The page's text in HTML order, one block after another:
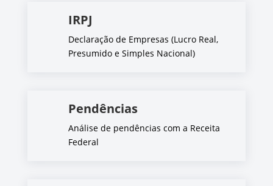
IRPJ
Declaração de Empresas (Lucro Real,
Presumido e Simples Nacional)
Pendências
Análise de pendências com a Receita
Federal